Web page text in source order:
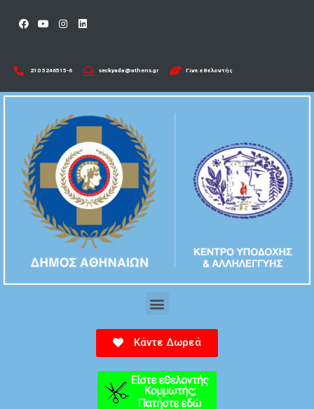
210 5246515-6​ seckyada@athens.gr Γίνε εθελοντής
Κάντε Δωρεά